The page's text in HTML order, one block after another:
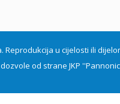
Reprodukcija u cijelosti ili
od strane JKP